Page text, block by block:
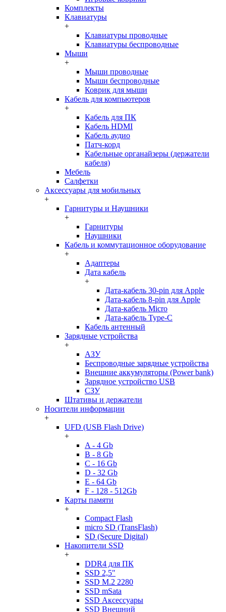
Комплекты
Клавиатуры
+
Клавиатуры проводные
Клавиатуры беспроводные
Мыши
+
Мыши проводные
Мыши беспроводные
Коврик для мыши
Кабель для компьютеров
+
Кабель для ПК
Кабель HDMI
Кабель аудио
Патч-корд
Кабельные органайзеры (держатели
кабеля)
Мебель
Салфетки
Аксессуары для мобильных
+
Гарнитуры и Наушники
+
Гарнитуры
Наушники
Кабель и коммутационное оборудование
+
Адаптеры
Дата кабель
+
Дата-кабель 30-pin для Apple
Дата-кабель 8-pin для Apple
Дата-кабель Micro
Дата-кабель Type-C
Кабель антенный
Зарядные устройства
+
АЗУ
Беспроводные зарядные устройства
Внешние аккумуляторы (Power bank)
Зарядное устройство USB
СЗУ
Штативы и держатели
Носители информации
+
UFD (USB Flash Drive)
+
A - 4 Gb
B - 8 Gb
C - 16 Gb
D - 32 Gb
E - 64 Gb
F - 128 - 512Gb
Карты памяти
+
Compact Flash
micro SD (TransFlash)
SD (Secure Digital)
Накопители SSD
+
DDR4 для ПК
SSD 2,5"
SSD M.2 2280
SSD mSata
SSD Аксессуары
SSD Внешний